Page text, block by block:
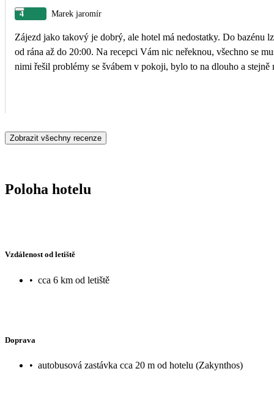
4 Marek jaromír
Zájezd jako takový je dobrý, ale hotel má nedostatky. Do
od rána až do 20:00. Na recepci Vám nic neřeknou, všechno se musíte dočíst z tabulí + na recepci slabá angličtina, když jsem s
nimi řešil problémy se švábem v pokoji, bylo to na dlouho a
Zobrazit všechny recenze
Poloha hotelu
Vzdálenost od letiště
• cca 6 km od letiště
Doprava
• autobusová zastávka cca 20 m od hotelu (Zakynthos)